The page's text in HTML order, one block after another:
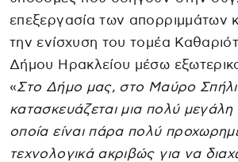
επεξεργασία των απορριμμάτων
την ενίσχυση του τομέα
Δήμου Ηρακλείου μέσω
«Στο Δήμο μας, στο Μαύρο
κατασκευάζεται μια πολύ
οποία είναι πάρα πολύ
τεχνολογικά ακριβώς για να